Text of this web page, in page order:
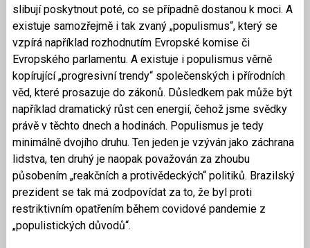
slibují poskytnout poté, co se případně dostanou k moci. A
existuje samozřejmě i tak zvaný „populismus“, který se
vzpírá například rozhodnutím Evropské komise či
Evropského parlamentu. A existuje i populismus věrně
kopírující „progresivní trendy“ společenských i přírodních
věd, které prosazuje do zákonů. Důsledkem pak může být
například dramatický růst cen energií, čehož jsme svědky
právě v těchto dnech a hodinách. Populismus je tedy
minimálně dvojího druhu. Ten jeden je vzýván jako záchrana
lidstva, ten druhý je naopak považován za zhoubu
působením „reakčních a protivědeckých“ politiků. Brazilský
prezident se tak má zodpovídat za to, že byl proti
restriktivním opatřením během covidové pandemie z
„populistických důvodů“.